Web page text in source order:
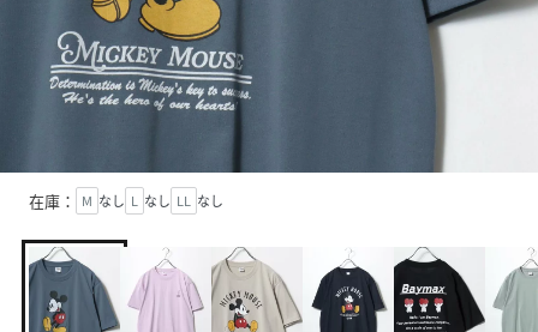
在庫： M なし L なし LL なし